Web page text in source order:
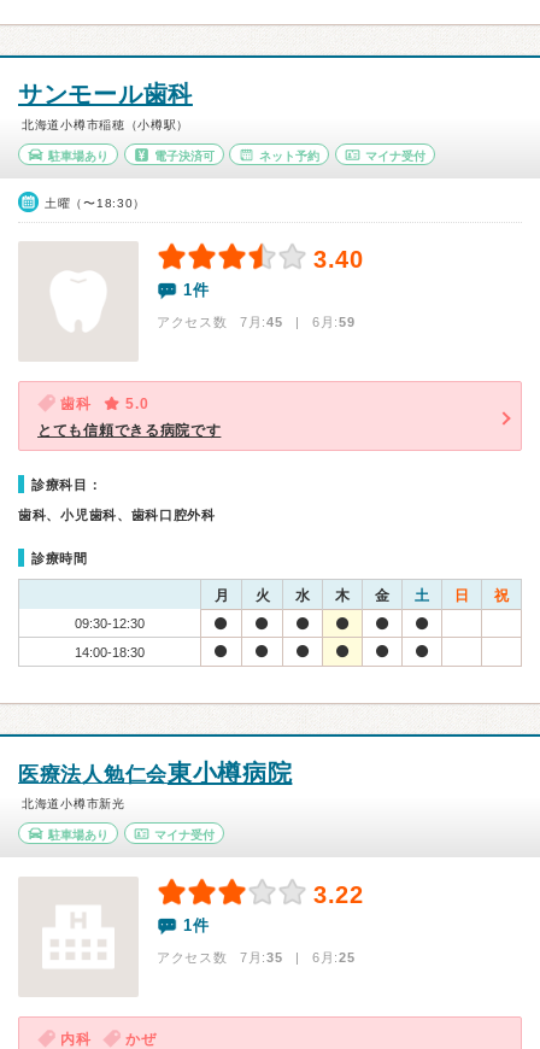
サンモール歯科
北海道小樽市稲穂（小樽駅）
駐車場あり 電子決済可 ネット予約 マイナ受付
土曜（〜18:30）
3.40
1件
アクセス数 7月:45 | 6月:59
歯科
5.0
とても信頼できる病院です
診療科目：
歯科、小児歯科、歯科口腔外科
診療時間
月 火 水 木 金 土 日 祝
09:30-12:30
14:00-18:30
医療法人勉仁会東小樽病院
北海道小樽市新光
駐車場あり マイナ受付
3.22
1件
アクセス数 7月:35 | 6月:25
内科
かぜ